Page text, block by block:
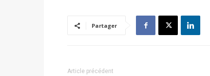
Partager
Article précédent